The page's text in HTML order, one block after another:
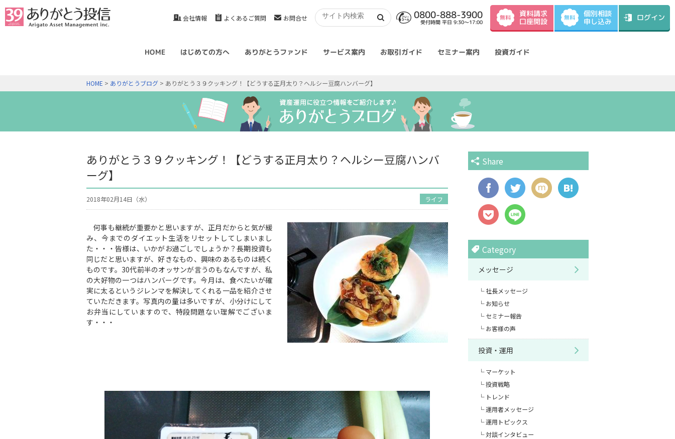
会社情報 よくあるご質問 お問合せ 0800-888-3900
受付時間 平日 9:30～17:00
無料 資料請求
口座開設 無料 個別相談
申し込み ログイン
HOME はじめての方へ ありがとうファンド サービス案内 お取引ガイド セミナー案内 投資ガイド
HOME > ありがとうブログ > ありがとう３９クッキング！【どうする正月太り？ヘルシー豆腐ハンバーグ】
ありがとう３９クッキング！【どうする正月太り？ヘルシー豆腐ハンバ
ーグ】
2018年02月14日（水） ライフ
何事も継続が重要かと思いますが、正月だからと気が緩
み、今までのダイエット生活をリセットしてしまいまし
た・・・皆様は、いかがお過ごしでしょうか？長期投資も
同じだと思いますが、好きなもの、興味のあるものは続く
ものです。30代前半のオッサンが言うのもなんですが、私
の大好物の一つはハンバーグです。今月は、食べたいが確
実に太るというジレンマを解決してくれる一品を紹介させ
ていただきます。写真内の量は多いですが、小分けにして
お弁当にしていますので、特段問題ない理解でございま
す・・・
Share
Category
メッセージ
社長メッセージ
お知らせ
セミナー報告
お客様の声
投資・運用
マーケット
投資戦略
トレンド
運用者メッセージ
運用トピックス
対談インタビュー